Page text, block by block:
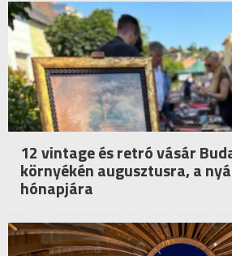
12 vintage és retró vásár
környékén augusztusra, a
hónapjára